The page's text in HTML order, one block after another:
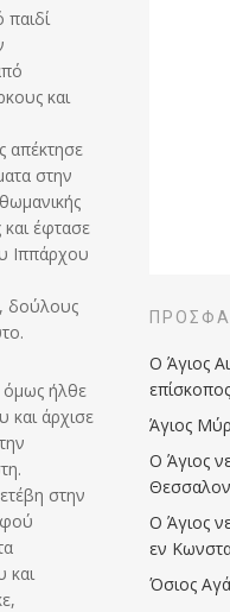
παιδί
και
απέκτησε
στην
και έφτασε
Ιππάρχου
δούλους
όμως ήλθε
και άρχισε
στην
και
Ο Άγιος
Άγιος
Ο Άγιος
Ο Άγιος
εν
Όσιος